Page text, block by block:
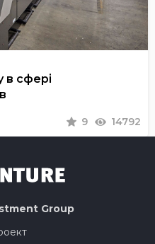
в сфері
9 14792
Group